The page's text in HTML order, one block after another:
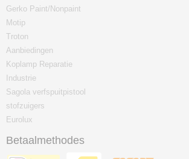
Gerko Paint/Nonpaint
Motip
Troton
Aanbiedingen
Koplamp Reparatie
Industrie
Sagola verfspuitpistool
stofzuigers
Eurolux
Betaalmethodes